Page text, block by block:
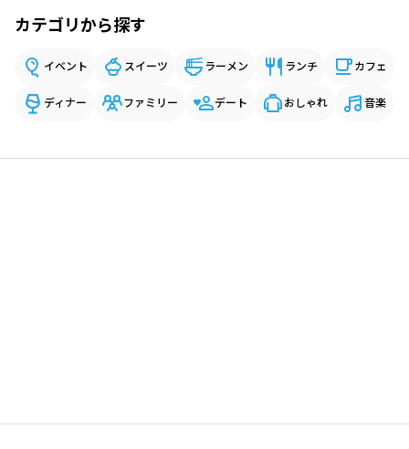
カテゴリから探す
イベント スイーツ ラーメン ランチ カフェ
ディナー ファミリー デート おしゃれ 音楽